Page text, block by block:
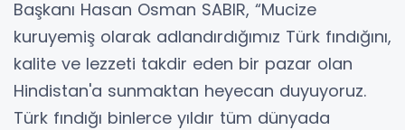
Başkanı Hasan Osman SABIR, “Mucize
kuruyemiş olarak adlandırdığımız Türk fındığını,
kalite ve lezzeti takdir eden bir pazar olan
Hindistan'a sunmaktan heyecan duyuyoruz.
Türk fındığı binlerce yıldır tüm dünyada